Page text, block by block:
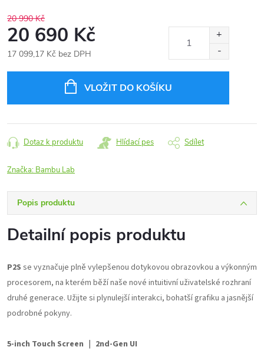
20 990 Kč
20 690 Kč
17 099,17 Kč bez DPH
VLOŽIT DO KOŠÍKU
Dotaz k produktu Hlídací pes Sdílet
Značka: Bambu Lab
Popis produktu
Detailní popis produktu
P2S se vyznačuje plně vylepšenou dotykovou obrazovkou a výkonným
procesorem, na kterém běží naše nové intuitivní uživatelské rozhraní
druhé generace. Užijte si plynulejší interakci, bohatší grafiku a jasnější
podrobné pokyny.
5-inch Touch Screen ｜ 2nd-Gen UI